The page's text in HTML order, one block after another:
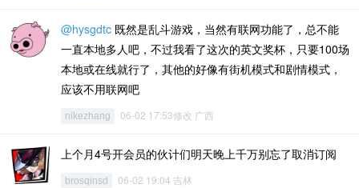
@hysgdtc 既然是乱斗游戏，当然有联网功能了，总不能
一直本地多人吧，不过我看了这次的英文奖杯，只要100场
本地或在线就行了，其他的好像有街机模式和剧情模式，
应该不用联网吧
nikezhang 06-02 17:53修改 广西
上个月4号开会员的伙计们明天晚上千万别忘了取消订阅
brosqinsd 06-02 19:04 吉林